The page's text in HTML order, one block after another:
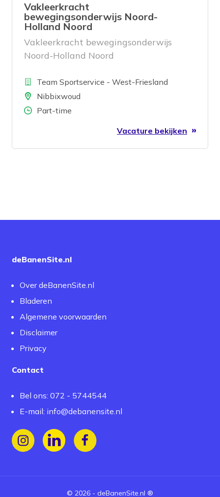
Vakleerkracht
bewegingsonderwijs Noord-
Holland Noord
Vakleerkracht bewegingsonderwijs
Noord-Holland Noord
BedrijfTeam Sportservice - West-Friesland
LocatieNibbixwoud
Aantal uren
Part-time
Vacature bekijken
deBanenSite.nl
Over deBanenSite.nl
Bladeren
Algemene voorwaarden
Disclaimer
Privacy
Contact
Bel ons: 072 - 5744544
E-mail: info@debanensite.nl
© 2026 - deBanenSite.nl ®